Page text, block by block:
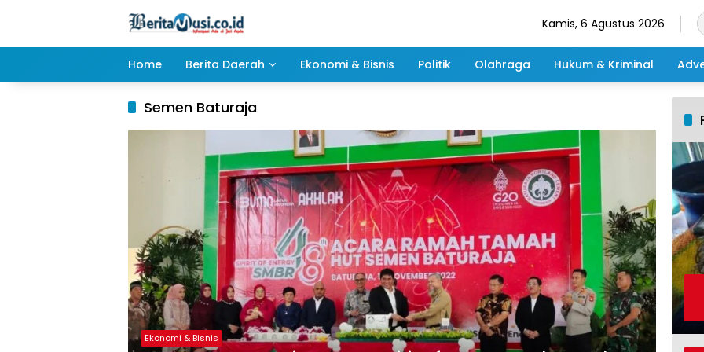
Kamis, 6 Agustus 2026
Home Berita Daerah Ekonomi & Bisnis Politik Olahraga Hukum & Kriminal
Semen Baturaja
Ekonomi & Bisnis